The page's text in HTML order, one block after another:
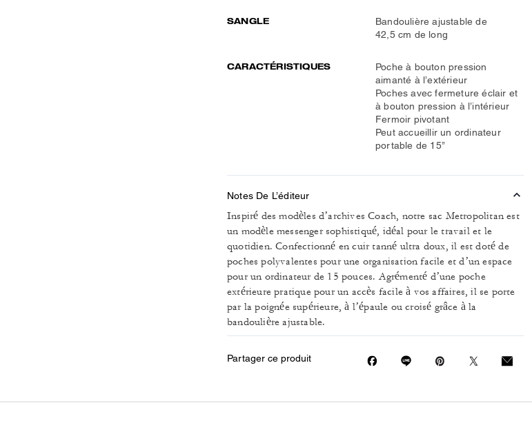
SANGLE
Bandoulière ajustable de
42,5 cm de long
CARACTÉRISTIQUES
Poche à bouton pression
aimanté à l’extérieur
Poches avec fermeture éclair et
à bouton pression à l’intérieur
Fermoir pivotant
Peut accueillir un ordinateur
portable de 15’’
Notes De L’éditeur
Inspiré des modèles d’archives Coach, notre sac Metropolitan est
un modèle messenger sophistiqué, idéal pour le travail et le
quotidien. Confectionné en cuir tanné ultra doux, il est doté de
poches polyvalentes pour une organisation facile et d’un espace
pour un ordinateur de 15 pouces. Agrémenté d’une poche
extérieure pratique pour un accès facile à vos affaires, il se porte
par la poignée supérieure, à l’épaule ou croisé grâce à la
bandoulière ajustable.
Partager ce produit